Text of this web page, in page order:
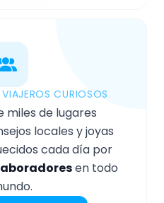
CURIOSOS
miles de lugares
locales y joyas
cada día por
en todo